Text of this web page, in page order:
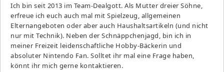
Ich bin seit 2013 im Team-Dealgott. Als Mutter dreier Söhne,
erfreue ich euch auch mal mit Spielzeug, allgemeinen
Elternangeboten oder aber auch Haushaltsartikeln (und nicht
nur mit Technik). Neben der Schnäppchenjagd, bin ich in
meiner Freizeit leidenschaftliche Hobby-Bäckerin und
absoluter Nintendo Fan. Solltet ihr mal eine Frage haben,
könnt ihr mich gerne kontaktieren.